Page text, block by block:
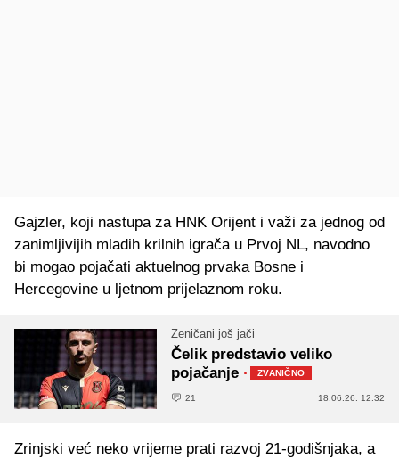
Gajzler, koji nastupa za HNK Orijent i važi za jednog od
zanimljivijih mladih krilnih igrača u Prvoj NL, navodno
bi mogao pojačati aktuelnog prvaka Bosne i
Hercegovine u ljetnom prijelaznom roku.
Zeničani još jači
Čelik predstavio veliko
pojačanje · ZVANIČNO
21 18.06.26. 12:32
Zrinjski već neko vrijeme prati razvoj 21-godišnjaka, a